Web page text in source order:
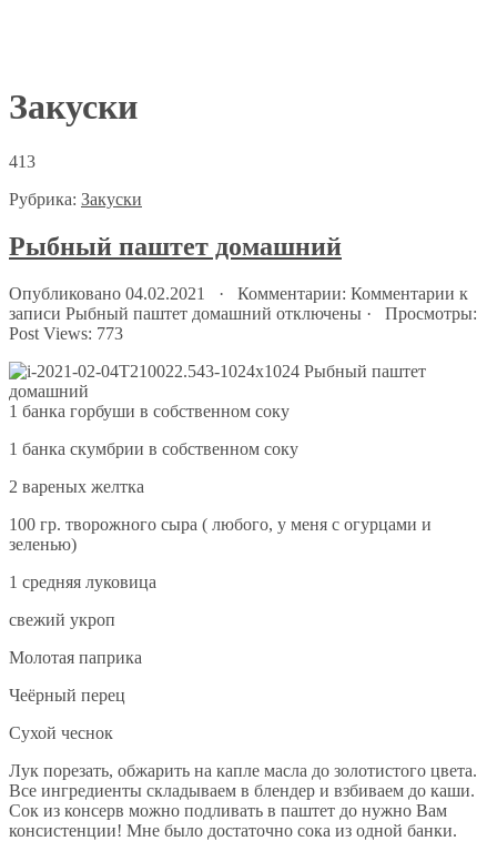
Закуски
413
Рубрика: Закуски
Рыбный паштет домашний
Опубликовано 04.02.2021 · Комментарии: Комментарии к
записи Рыбный паштет домашний отключены · Просмотры:
Post Views: 773
1 банка горбуши в собственном соку
1 банка скумбрии в собственном соку
2 вареных желтка
100 гр. творожного сыра ( любого, у меня с огурцами и
зеленью)
1 средняя луковица
свежий укроп
Молотая паприка
Чеёрный перец
Сухой чеснок
Лук порезать, обжарить на капле масла до золотистого цвета.
Все ингредиенты складываем в блендер и взбиваем до каши.
Сок из консерв можно подливать в паштет до нужно Вам
консистенции! Мне было достаточно сока из одной банки.